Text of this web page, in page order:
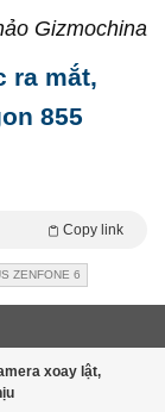
Gizmochina
ra mắt,
855
Copy link
ZENFONE 6
xoay lật,